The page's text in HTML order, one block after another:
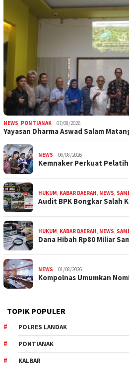
NEWS, PONTIANAK 07/08/2026
Yayasan Dharma Aswad Salam
NEWS 06/08/2026
Kemnaker Perkuat
HUKUM, KABAR DAERAH, NEWS,
Audit BPK Bongkar Salah
HUKUM, KABAR DAERAH, NEWS,
Dana Hibah Rp80 Miliar
NEWS 01/08/2026
Kompolnas Umumkan
TOPIK POPULER
POLRES LANDAK
PONTIANAK
KALBAR